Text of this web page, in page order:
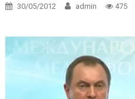
30/05/2012 admin 475